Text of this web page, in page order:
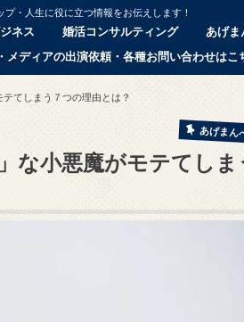
・人生に役に立つ情報をお伝えします！
ネス 婚活コンサルティング あげま
メディアの出演依頼・各種お問い合わせはこ
てしまう７つの理由とは？
あげまん
な小悪魔がモテてしま